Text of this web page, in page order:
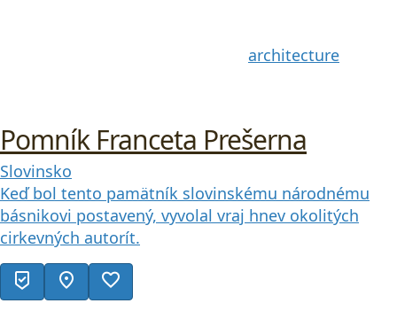
architecture
Pomník Franceta Prešerna
Slovinsko
Keď bol tento pamätník slovinskému národnému
básnikovi postavený, vyvolal vraj hnev okolitých
cirkevných autorít.
beenhere location_on favorite